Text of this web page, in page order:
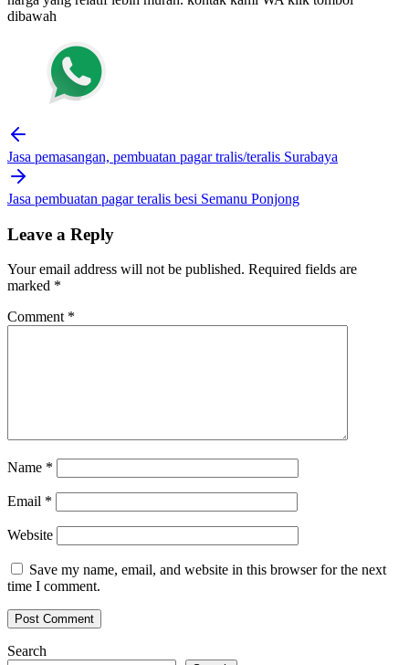
dibawah
Post
navigation
Jasa pemasangan, pembuatan pagar tralis/teralis Surabaya
Jasa pembuatan pagar teralis besi Semanu Ponjong
Leave a Reply
Your email address will not be published. Required fields are
marked *
Comment *
Name *
Email *
Website
Save my name, email, and website in this browser for the next
time I comment.
Search